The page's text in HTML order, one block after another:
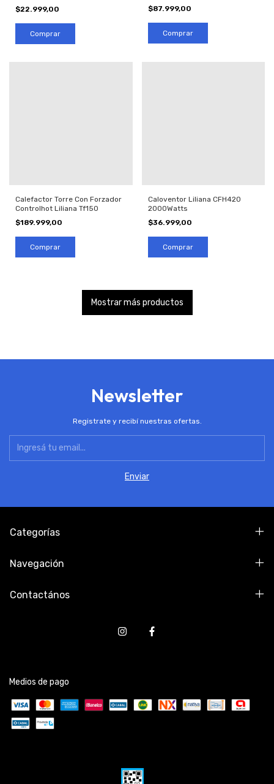
$22.999,00
$87.999,00
Calefactor Torre Con Forzador
Controlhot Liliana Tf150
$189.999,00
Caloventor Liliana CFH420
2000Watts
$36.999,00
Mostrar más productos
Newsletter
Registrate y recibí nuestras ofertas.
Categorías
Navegación
Contactános
Medios de pago